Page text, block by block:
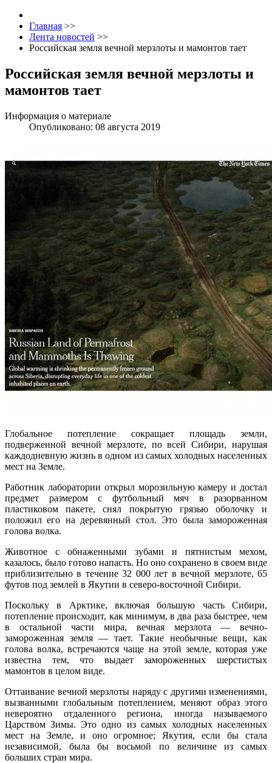
Главная >>
Лента новостей >>
Российская земля вечной мерзлоты и мамонтов тает
Российская земля вечной мерзлоты и
мамонтов тает
Информация о материале
Опубликовано: 08 августа 2019
Глобальное потепление сокращает площадь земли,
подверженной вечной мерзлоте, по всей Сибири, нарушая
каждодневную жизнь в одном из самых холодных населенных
мест на Земле.
Работник лаборатории открыл морозильную камеру и достал
предмет размером с футбольный мяч в разорванном
пластиковом пакете, снял покрытую грязью оболочку и
положил его на деревянный стол. Это была замороженная
голова волка.
Животное с обнаженными зубами и пятнистым мехом,
казалось, было готово напасть. Но оно сохранено в своем виде
приблизительно в течение 32 000 лет в вечной мерзлоте, 65
футов под землей в Якутии в северо-восточной Сибири.
Поскольку в Арктике, включая большую часть Сибири,
потепление происходит, как минимум, в два раза быстрее, чем
в остальной части мира, вечная мерзлота — вечно-
замороженная земля — тает. Такие необычные вещи, как
голова волка, встречаются чаще на этой земле, которая уже
известна тем, что выдает замороженных шерстистых
мамонтов в целом виде.
Оттаивание вечной мерзлоты наряду с другими изменениями,
вызванными глобальным потеплением, меняют образ этого
невероятно отдаленного региона, иногда называемого
Царством Зимы. Это одно из самых холодных населенных
мест на Земле, и оно огромное; Якутия, если бы стала
независимой, была бы восьмой по величине из самых
больших стран мира.